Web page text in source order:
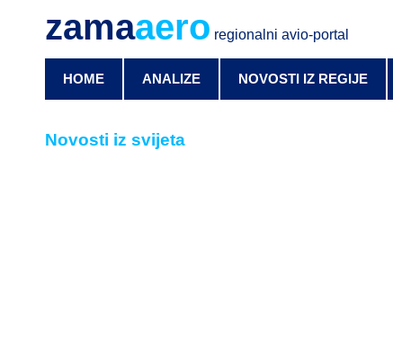
zamaaero regionalni avio-portal
HOME ANALIZE NOVOSTI IZ REGIJE
Novosti iz svijeta